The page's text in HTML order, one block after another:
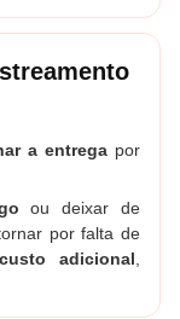
a entrega por
ou deixar de
por falta de
adicional